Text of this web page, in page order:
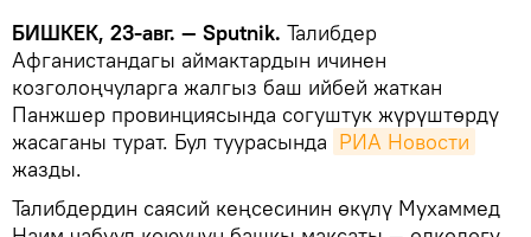
БИШКЕК, 23-авг. — Sputnik. Талибдер
Афганистандагы аймактардын ичинен
козголоңчуларга жалгыз баш ийбей жаткан
Панжшер провинциясында согуштук жүрүштөрдү
жасаганы турат. Бул туурасында РИА Новости
жазды.
Талибдердин саясий кеңсесинин өкүлү Мухаммед